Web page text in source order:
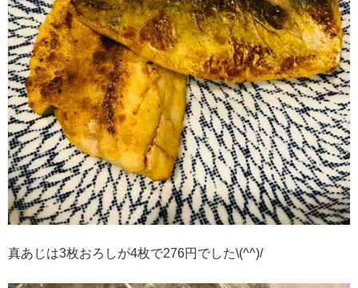
真あじは3枚おろしが4枚で276円でした\(^^)/